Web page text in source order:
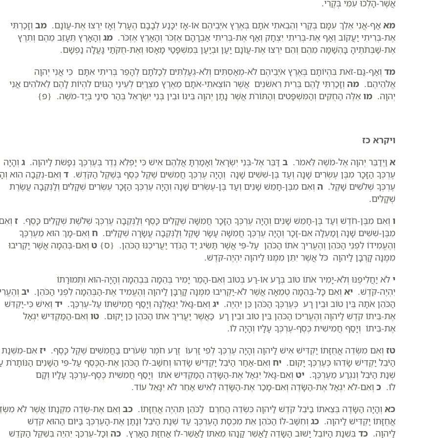
אֲשֶׁר-הָלְכוּ עִמִּי בְּקֶרִי.
מא אַף-אֲנִי אֵלֵךְ עִמָּם בְּקֶרִי וְהֵבֵאתִי אֹתָם בְּאֶרֶץ אֹיְבֵיהֶם אוֹ-אָז יִכָּנַע לְבָבָם הֶעָרֵל וְאָז יִרְצוּ אֶת-עֲו‍ֹנָם. מב וְזָכַרְתִּי
אֶת-בְּרִיתִי יַעֲקוֹב וְאַף אֶת-בְּרִיתִי יִצְחָק וְאַף אֶת-בְּרִיתִי אַבְרָהָם אֶזְכֹּר וְהָאָרֶץ אֶזְכֹּר. מג וְהָאָרֶץ תֵּעָזֵב מֵהֶם וְתִרֶץ
אֶת-שַׁבְּתֹתֶיהָ בָּהְשַׁמָּה מֵהֶם וְהֵם יִרְצוּ אֶת-עֲו‍ֹנָם יַעַן וּבְיַעַן בְּמִשְׁפָּטַי מָאָסוּ וְאֶת-חֻקֹּתַי גָּעֲלָה נַפְשָׁם.
מד וְאַף-גַּם-זֹאת בִּהְיוֹתָם בְּאֶרֶץ אֹיְבֵיהֶם לֹא-מְאַסְתִּים וְלֹא-גְעַלְתִּים לְכַלֹּתָם לְהָפֵר בְּרִיתִי אִתָּם כִּי אֲנִי יְהוָה
אֱלֹהֵיהֶם. מה וְזָכַרְתִּי לָהֶם בְּרִית רִאשֹׁנִים אֲשֶׁר הוֹצֵאתִי-אֹתָם מֵאֶרֶץ מִצְרַיִם לְעֵינֵי הַגּוֹיִם לִהְיוֹת לָהֶם לֵאלֹהִים אֲנִי
יְהוָה. מו אֵלֶּה הַחֻקִּים וְהַמִּשְׁפָּטִים וְהַתּוֹרֹת אֲשֶׁר נָתַן יְהוָה בֵּינוֹ וּבֵין בְּנֵי יִשְׂרָאֵל בְּהַר סִינַי בְּיַד-מֹשֶׁה. {פ}
ויקרא כז
א וַיְדַבֵּר יְהוָה אֶל-מֹשֶׁה לֵּאמֹר. ב דַּבֵּר אֶל-בְּנֵי יִשְׂרָאֵל וְאָמַרְתָּ אֲלֵהֶם אִישׁ כִּי יַפְלִא נֶדֶר בְּעֶרְכְּךָ נְפָשֹׁת לַיהוָה. ג וְהָיָה
עֶרְכְּךָ הַזָּכָר מִבֶּן עֶשְׂרִים שָׁנָה וְעַד בֶּן-שִׁשִּׁים שָׁנָה וְהָיָה עֶרְכְּךָ חֲמִשִּׁים שֶׁקֶל כֶּסֶף בְּשֶׁקֶל הַקֹּדֶשׁ. ד וְאִם-נְקֵבָה הִוא
עֶרְכְּךָ שְׁלֹשִׁים שָׁקֶל. ה וְאִם מִבֶּן-חָמֵשׁ שָׁנִים וְעַד בֶּן-עֶשְׂרִים שָׁנָה וְהָיָה עֶרְכְּךָ הַזָּכָר עֶשְׂרִים שְׁקָלִים וְלַנְּקֵבָה עֲשֶׂרֶת
שְׁקָלִים.
ו וְאִם מִבֶּן-חֹדֶשׁ וְעַד בֶּן-חָמֵשׁ שָׁנִים וְהָיָה עֶרְכְּךָ הַזָּכָר חֲמִשָּׁה שְׁקָלִים כָּסֶף וְלַנְּקֵבָה עֶרְכְּךָ שְׁלֹשֶׁת שְׁקָלִים כָּסֶף. ז
מִבֶּן-שִׁשִּׁים שָׁנָה וָמַעְלָה אִם-זָכָר וְהָיָה עֶרְכְּךָ חֲמִשָּׁה עָשָׂר שָׁקֶל וְלַנְּקֵבָה עֲשָׂרָה שְׁקָלִים. ח וְאִם-מָךְ הוּא מֵעֶרְכֶּךָ
וְהֶעֱמִידוֹ לִפְנֵי הַכֹּהֵן וְהֶעֱרִיךְ אֹתוֹ הַכֹּהֵן עַל-פִּי אֲשֶׁר תַּשִּׂיג יַד הַנֹּדֵר יַעֲרִיכֶנּוּ הַכֹּהֵן. {ס} ט וְאִם-בְּהֵמָה אֲשֶׁר יַקְרִיבוּ
מִמֶּנָּה קָרְבָּן לַיהוָה כֹּל אֲשֶׁר יִתֵּן מִמֶּנּוּ לַיהוָה יִהְיֶה-קֹּדֶשׁ.
י לֹא יַחֲלִיפֶנּוּ וְלֹא-יָמִיר אֹתוֹ טוֹב בְּרָע אוֹ-רַע בְּטוֹב וְאִם-הָמֵר יָמִיר בְּהֵמָה בִּבְהֵמָה וְהָיָה-הוּא וּתְמוּרָתוֹ
יִהְיֶה-קֹּדֶשׁ. יא וְאִם כָּל-בְּהֵמָה טְמֵאָה אֲשֶׁר לֹא-יַקְרִיבוּ מִמֶּנָּה קָרְבָּן לַיהוָה וְהֶעֱמִיד אֶת-הַבְּהֵמָה לִפְנֵי הַכֹּהֵן. יב
הַכֹּהֵן אֹתָהּ בֵּין טוֹב וּבֵין רָע כְּעֶרְכְּךָ הַכֹּהֵן כֵּן יִהְיֶה. יג וְאִם-גָּאֹל יִגְאָלֶנָּה וְיָסַף חֲמִישִׁתוֹ עַל-עֶרְכֶּךָ. יד וְאִישׁ כִּי-יַקְדִּשׁ
אֶת-בֵּיתוֹ קֹדֶשׁ לַיהוָה וְהֶעֱרִיכוֹ הַכֹּהֵן בֵּין טוֹב וּבֵין רָע כַּאֲשֶׁר יַעֲרִיךְ אֹתוֹ הַכֹּהֵן כֵּן יָקוּם. טו וְאִם-הַמַּקְדִּישׁ יִגְאַל
אֶת-בֵּיתוֹ וְיָסַף חֲמִישִׁית כֶּסֶף-עֶרְכְּךָ עָלָיו וְהָיָה לוֹ.
טז וְאִם מִשְּׂדֵה אֲחֻזָּתוֹ יַקְדִּישׁ אִישׁ לַיהוָה וְהָיָה עֶרְכְּךָ לְפִי זַרְעוֹ זֶרַע חֹמֶר שְׂעֹרִים בַּחֲמִשִּׁים שֶׁקֶל כָּסֶף. יז אִם-מִשְּׁנַת
הַיֹּבֵל יַקְדִּישׁ שָׂדֵהוּ כְּעֶרְכְּךָ יָקוּם. יח וְאִם-אַחַר הַיֹּבֵל יַקְדִּישׁ שָׂדֵהוּ וְחִשַּׁב-לוֹ הַכֹּהֵן אֶת-הַכֶּסֶף עַל-פִּי הַשָּׁנִים הַנּוֹתָרֹת
שְׁנַת הַיֹּבֵל וְנִגְרַע מֵעֶרְכֶּךָ. יט וְאִם-גָּאֹל יִגְאַל אֶת-הַשָּׂדֶה הַמַּקְדִּישׁ אֹתוֹ וְיָסַף חֲמִשִׁית כֶּסֶף-עֶרְכְּךָ עָלָיו וְקָם
לוֹ. כ וְאִם-לֹא יִגְאַל אֶת-הַשָּׂדֶה וְאִם-מָכַר אֶת-הַשָּׂדֶה לְאִישׁ אַחֵר לֹא יִגָּאֵל עוֹד.
כא וְהָיָה הַשָּׂדֶה בְּצֵאתוֹ בַיֹּבֵל קֹדֶשׁ לַיהוָה כִּשְׂדֵה הַחֵרֶם לַכֹּהֵן תִּהְיֶה אֲחֻזָּתוֹ. כב וְאִם אֶת-שְׂדֵה מִקְנָתוֹ אֲשֶׁר לֹא
אֲחֻזָּתוֹ יַקְדִּישׁ לַיהוָה. כג וְחִשַּׁב-לוֹ הַכֹּהֵן אֵת מִכְסַת הָעֶרְכְּךָ עַד שְׁנַת הַיֹּבֵל וְנָתַן אֶת-הָעֶרְכְּךָ בַּיּוֹם הַהוּא קֹדֶשׁ
לַיהוָה. כד בִּשְׁנַת הַיּוֹבֵל יָשׁוּב הַשָּׂדֶה לַאֲשֶׁר קָנָהוּ מֵאִתּוֹ לַאֲשֶׁר-לוֹ אֲחֻזַּת הָאָרֶץ. כה וְכָל-עֶרְכְּךָ יִהְיֶה בְּשֶׁקֶל הַקֹּדֶשׁ